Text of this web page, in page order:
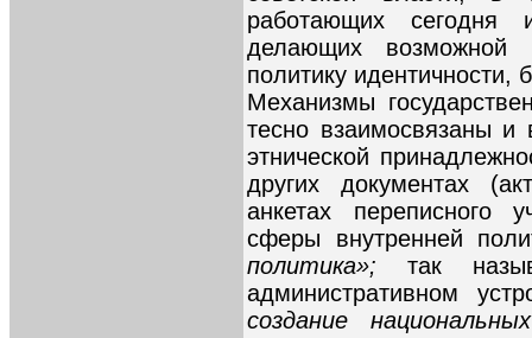
работающих сегодня
делающих возможной
политику
Механизмы
тесно взаимосвязаны
этнической
других документах
анкетах переписного
сферы внутренней
политика»; так
административном
создание